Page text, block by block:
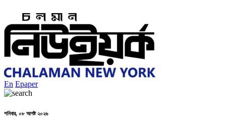
En Epaper
শনিবার, ০৮ আগষ্ট ২০২৬